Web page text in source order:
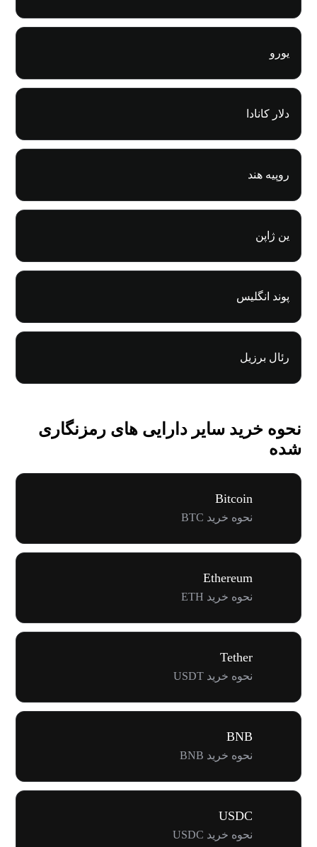
یورو
دلار کانادا
روپیه هند
ین ژاپن
پوند انگلیس
رئال برزیل
نحوه خرید سایر دارایی های رمزنگاری
شده
Bitcoin
نحوه خرید BTC
Ethereum
نحوه خرید ETH
Tether
نحوه خرید USDT
BNB
نحوه خرید BNB
USDC
نحوه خرید USDC